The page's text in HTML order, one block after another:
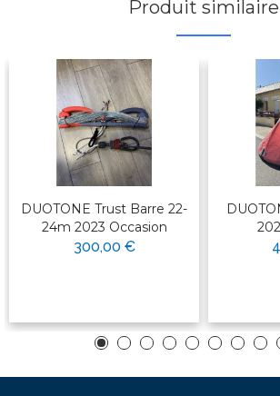
Produit similaire
DUOTONE Trust Barre 22-
24m 2023 Occasion
300,00 €